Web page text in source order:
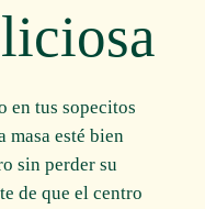
en tus sopecitos
masa esté bien
sin perder su
de que el centro